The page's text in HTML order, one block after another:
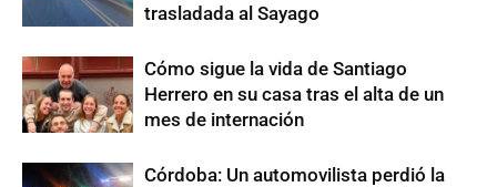
trasladada al Sayago
Cómo sigue la vida de Santiago
Herrero en su casa tras el alta de un
mes de internación
Córdoba: Un automovilista perdió la